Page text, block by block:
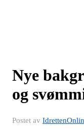
Nye
og
Postet av